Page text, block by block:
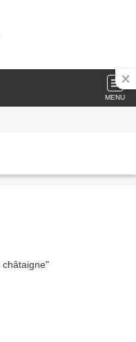
MENU